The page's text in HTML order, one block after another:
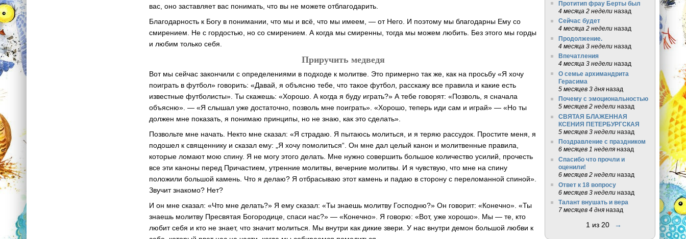
вас, оно заставляет вас понимать, что вы не можете отблагодарить.
Благодарность к Богу в понимании, что мы и всё, что мы имеем, — от Него. И поэтому мы благодарны Ему со
смирением. Не с гордостью, но со смирением. А когда мы смиренны, тогда мы можем любить. Без этого мы горды
и любим только себя.
Приручить медведя
Вот мы сейчас закончили с определениями в подходе к молитве. Это примерно так же, как на просьбу «Я хочу
поиграть в футбол» говорить: «Давай, я объясню тебе, что такое футбол, расскажу все правила и какие есть
известные футболисты». Ты скажешь: «Хорошо. А когда я буду играть?» А тебе говорят: «Позволь, я сначала
объясню». — «Я слышал уже достаточно, позволь мне поиграть». «Хорошо, теперь иди сам и играй» — «Но ты
должен мне показать, я понимаю принципы, но не знаю, как это сделать».
Позвольте мне начать. Некто мне сказал: «Я страдаю. Я пытаюсь молиться, и я теряю рассудок. Простите меня, я
подошел к священнику и сказал ему: „Я хочу помолиться“. Он мне дал целый канон и молитвенные правила,
которые ломают мою спину. Я не могу этого делать. Мне нужно совершить большое количество усилий, прочесть
все эти каноны перед Причастием, утренние молитвы, вечерние молитвы. И я чувствую, что мне на спину
положили большой камень. Что я делаю? Я отбрасываю этот камень и падаю в сторону с переломанной спиной».
Звучит знакомо? Нет?
И он мне сказал: «Что мне делать?» Я ему сказал: «Ты знаешь молитву Господню?» Он говорит: «Конечно». «Ты
знаешь молитву Пресвятая Богородице, спаси нас?» — «Конечно». Я говорю: «Вот, уже хорошо». Мы — те, кто
любит себя и кто не знает, что значит молиться. Мы внутри как дикие звери. У нас внутри демон большой любви к
Протитип фрау Берты был
4 месяца 2 неделиназад
Сейчас будет
4 месяца 2 неделиназад
Продолжение.
4 месяца 3 неделиназад
Впечатления
4 месяца 3 неделиназад
О семье архимандрита
Герасима
5 месяцев 3 дняназад
Почему с эмоциональностью
5 месяцев 2 неделиназад
СВЯТАЯ БЛАЖЕННАЯ
КСЕНИЯ ПЕТЕРБУРГСКАЯ
5 месяцев 3 неделиназад
Поздравление с праздником
6 месяцев 1 неделяназад
Спасибо что прочли и
оценили!
6 месяцев 2 неделиназад
Ответ к 18 вопросу
6 месяцев 3 неделиназад
Талант внушать и вера
7 месяцев 4 дняназад
1 из 20 →